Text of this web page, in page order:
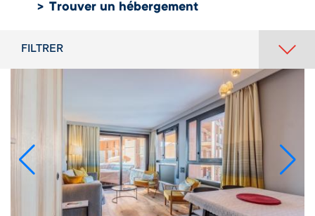
Trouver un hébergement
FILTRER